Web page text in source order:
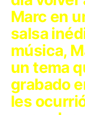
Marc en
salsa
música,
un tema
grabado
les